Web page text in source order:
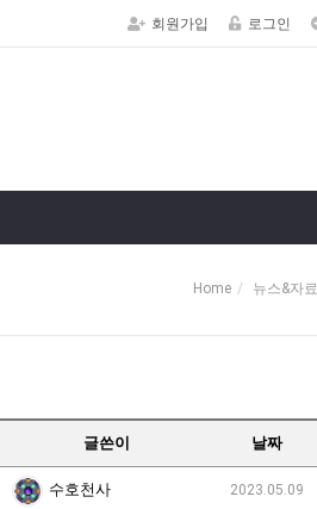
회원가입 로그인
Home 뉴스&자료
글쓴이 날짜
수호천사 2023.05.09